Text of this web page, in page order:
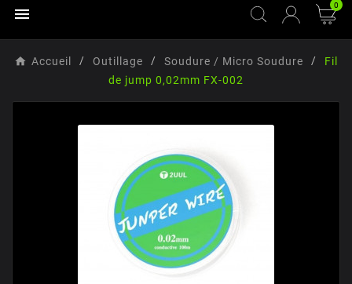
 0
Accueil Outillage Soudure / Micro Soudure
Fil
de jump 0,02mm FX-002